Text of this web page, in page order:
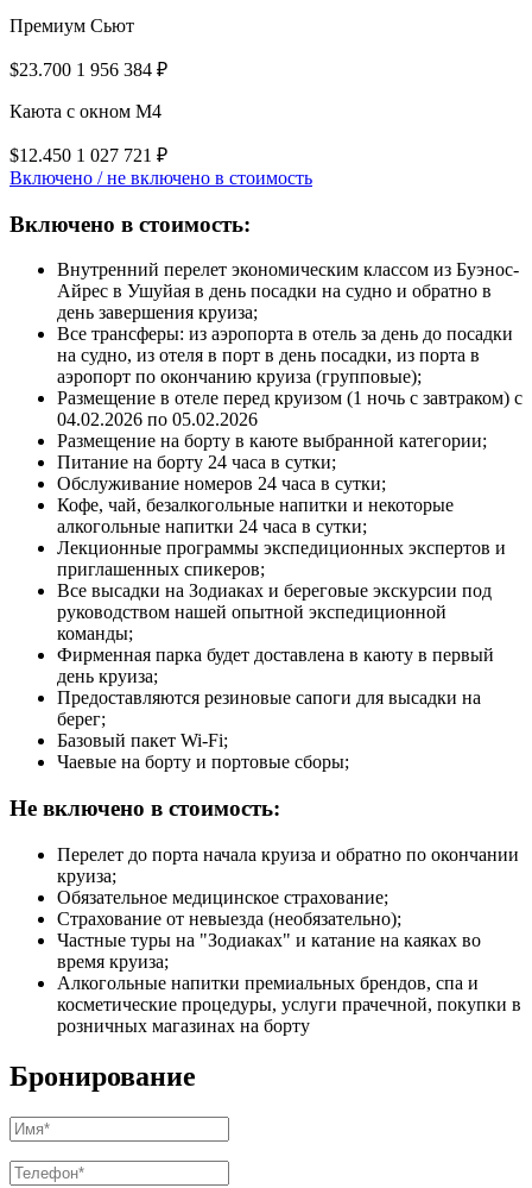
Премиум Сьют
$23.700 1 956 384 ₽
Каюта с окном M4
$12.450 1 027 721 ₽
Включено / не включено в стоимость
Включено в стоимость:
⁠⁠Внутренний перелет экономическим классом из Буэнос-
Айрес в Ушуйая в день посадки на судно и обратно в
день завершения круиза;
⁠Все трансферы: из аэропорта в отель за день до посадки
на судно, из отеля в порт в день посадки, из порта в
аэропорт по окончанию круиза (групповые);
Размещение в отеле перед круизом (1 ночь с завтраком) с
04.02.2026 по 05.02.2026
⁠Размещение на борту в каюте выбранной категории;
Питание на борту 24 часа в сутки;
Обслуживание номеров 24 часа в сутки;
Кофе, чай, безалкогольные напитки и некоторые
алкогольные напитки 24 часа в сутки;
Лекционные программы экспедиционных экспертов и
приглашенных спикеров;
Все высадки на Зодиаках и береговые экскурсии под
руководством нашей опытной экспедиционной
команды;
Фирменная парка будет доставлена в каюту в первый
день круиза;
Предоставляются резиновые сапоги для высадки на
берег;
⁠Базовый пакет Wi-Fi;
Чаевые на борту и портовые сборы;
Не включено в стоимость:
Перелет до порта начала круиза и обратно по окончании
круиза;
Обязательное медицинское страхование;
⁠Страхование от невыезда (необязательно);
⁠Частные туры на "Зодиаках" и катание на каяках во
время круиза;
Алкогольные напитки премиальных брендов, спа и
косметические процедуры, услуги прачечной, покупки в
розничных магазинах на борту
Бронирование